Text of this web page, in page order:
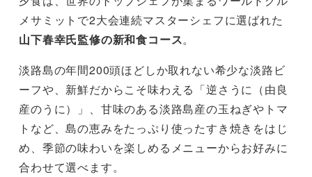
メサミットで2大会連続マスターシェフに選ばれた
山下春幸氏監修の新和食コース。
淡路島の年間200頭ほどしか取れない希少な淡路ビ
ーフや、新鮮だからこそ味わえる「逆さうに（由良
産のうに）」、甘味のある淡路島産の玉ねぎやトマ
トなど、島の恵みをたっぷり使ったすき焼きをはじ
め、季節の味わいを楽しめるメニューからお好みに
合わせて選べます。